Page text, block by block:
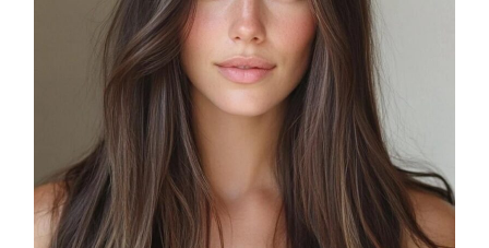
DYSON
Dyson presenta la nuova collezione
pervinca e rosé per Natale
COTRIL
Continua la carrellata di look firmati
Cotril alla Festa del Cinema di Roma